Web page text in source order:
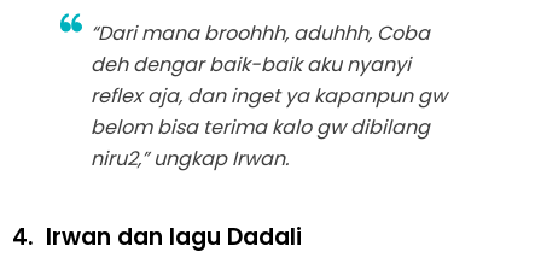
“Dari mana broohhh, aduhhh, Coba
deh dengar baik-baik aku nyanyi
reflex aja, dan inget ya kapanpun gw
belom bisa terima kalo gw dibilang
niru2,” ungkap Irwan.
4. Irwan dan lagu Dadali